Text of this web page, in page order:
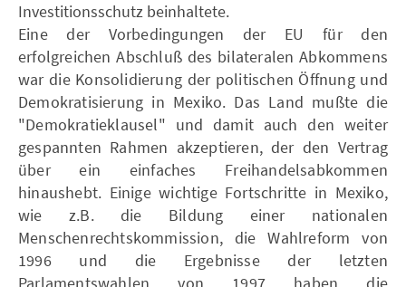
Investitionsschutz beinhaltete.
Eine der Vorbedingungen der EU für den
erfolgreichen Abschluß des bilateralen Abkommens
war die Konsolidierung der politischen Öffnung und
Demokratisierung in Mexiko. Das Land mußte die
"Demokratieklausel" und damit auch den weiter
gespannten Rahmen akzeptieren, der den Vertrag
über ein einfaches Freihandelsabkommen
hinaushebt. Einige wichtige Fortschritte in Mexiko,
wie z.B. die Bildung einer nationalen
Menschenrechtskommission, die Wahlreform von
1996 und die Ergebnisse der letzten